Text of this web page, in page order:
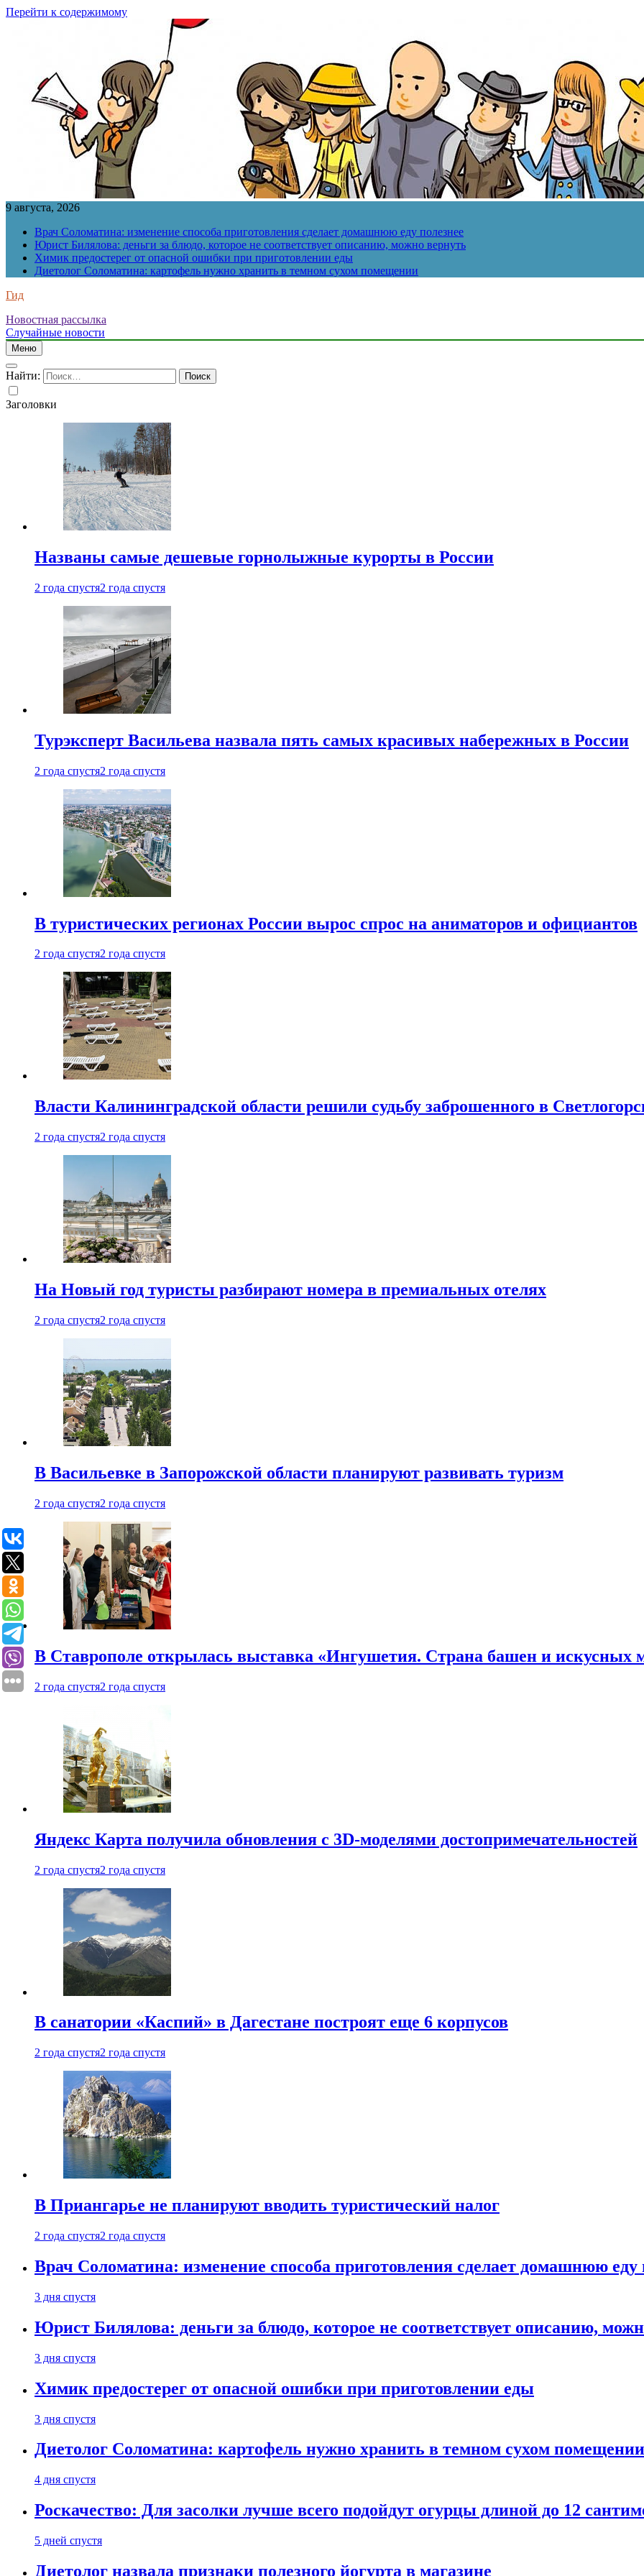
Перейти к содержимому
9 августа, 2026
Врач Соломатина: изменение способа приготовления сделает домашнюю еду полезнее
Юрист Билялова: деньги за блюдо, которое не соответствует описанию, можно вернуть
Химик предостерег от опасной ошибки при приготовлении еды
Диетолог Соломатина: картофель нужно хранить в темном сухом помещении
Гид
Новостная рассылка
Случайные новости
Меню
Найти:
Заголовки
Названы самые дешевые горнолыжные курорты в России
2 года спустя2 года спустя
Турэксперт Васильева назвала пять самых красивых набережных в России
2 года спустя2 года спустя
В туристических регионах России вырос спрос на аниматоров и официантов
2 года спустя2 года спустя
Власти Калининградской области решили судьбу заброшенного в
2 года спустя2 года спустя
На Новый год туристы разбирают номера в премиальных отелях
2 года спустя2 года спустя
В Васильевке в Запорожской области планируют развивать туризм
2 года спустя2 года спустя
В Ставрополе открылась выставка «Ингушетия. Страна башен и искусных
2 года спустя2 года спустя
Яндекс Карта получила обновления с 3D-моделями достопримечательностей
2 года спустя2 года спустя
В санатории «Каспий» в Дагестане построят еще 6 корпусов
2 года спустя2 года спустя
В Приангарье не планируют вводить туристический налог
2 года спустя2 года спустя
Врач Соломатина: изменение способа приготовления сделает домашнюю еду
3 дня спустя
Юрист Билялова: деньги за блюдо, которое не соответствует описанию,
3 дня спустя
Химик предостерег от опасной ошибки при приготовлении еды
3 дня спустя
Диетолог Соломатина: картофель нужно хранить в темном сухом помещении
4 дня спустя
Роскачество: Для засолки лучше всего подойдут огурцы длиной до 12
5 дней спустя
Диетолог назвала признаки полезного йогурта в магазине